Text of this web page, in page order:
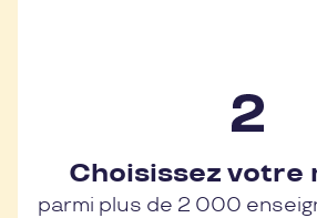
Choisissez votre
parmi plus de 2 000